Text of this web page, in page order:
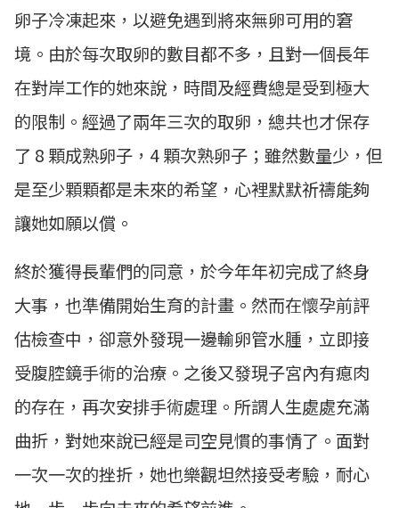
卵子冷凍起來，以避免遇到將來無卵可用的窘
境。由於每次取卵的數目都不多，且對一個長年
在對岸工作的她來說，時間及經費總是受到極大
的限制。經過了兩年三次的取卵，總共也才保存
了 8 顆成熟卵子，4 顆次熟卵子；雖然數量少，但
是至少顆顆都是未來的希望，心裡默默祈禱能夠
讓她如願以償。
終於獲得長輩們的同意，於今年年初完成了終身
大事，也準備開始生育的計畫。然而在懷孕前評
估檢查中，卻意外發現一邊輸卵管水腫，立即接
受腹腔鏡手術的治療。之後又發現子宮內有瘜肉
的存在，再次安排手術處理。所謂人生處處充滿
曲折，對她來說已經是司空見慣的事情了。面對
一次一次的挫折，她也樂觀坦然接受考驗，耐心